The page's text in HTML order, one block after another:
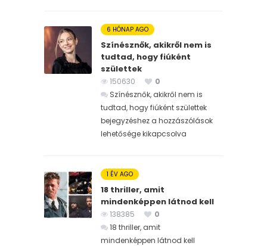
6 HÓNAP AGO
Színésznők, akikről nem is
tudtad, hogy fiúként
születtek
150630
0
Színésznők, akikről nem is
tudtad, hogy fiúként születtek
bejegyzéshez a hozzászólások
lehetősége kikapcsolva
1 ÉV AGO
18 thriller, amit
mindenképpen látnod kell
138385
0
18 thriller, amit
mindenképpen látnod kell